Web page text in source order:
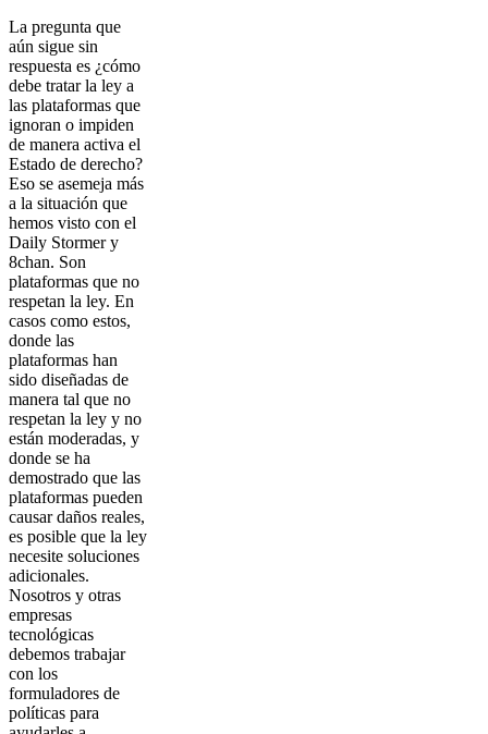
La pregunta que
aún sigue sin
respuesta es ¿cómo
debe tratar la ley a
las plataformas que
ignoran o impiden
de manera activa el
Estado de derecho?
Eso se asemeja más
a la situación que
hemos visto con el
Daily Stormer y
8chan. Son
plataformas que no
respetan la ley. En
casos como estos,
donde las
plataformas han
sido diseñadas de
manera tal que no
respetan la ley y no
están moderadas, y
donde se ha
demostrado que las
plataformas pueden
causar daños reales,
es posible que la ley
necesite soluciones
adicionales.
Nosotros y otras
empresas
tecnológicas
debemos trabajar
con los
formuladores de
políticas para